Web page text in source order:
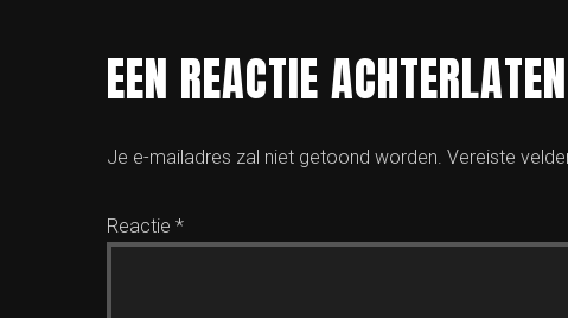
EEN REACTIE ACHTERLATEN
Je e-mailadres zal niet getoond worden. Vereiste
Reactie *